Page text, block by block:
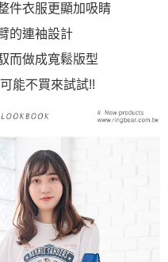
件衣服更顯加吸睛
的連袖設計
而做成寬鬆版型
能不買來試試!!